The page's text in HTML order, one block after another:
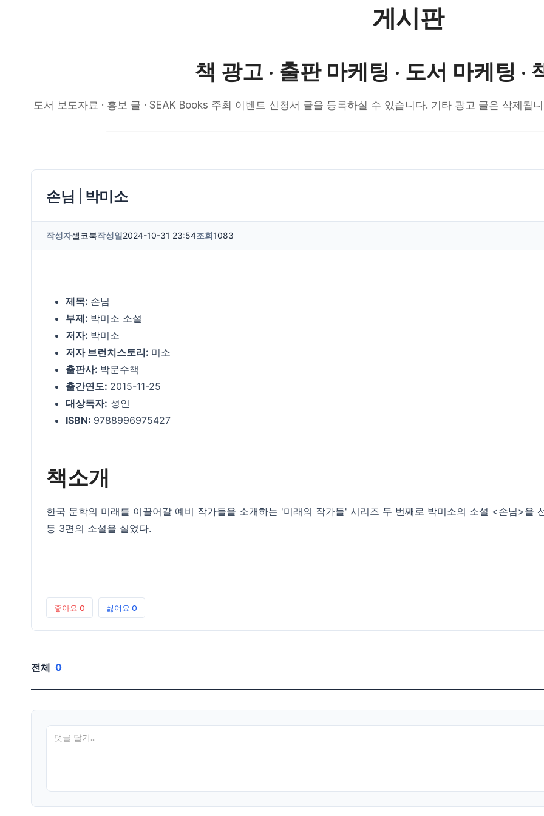
게시판
책 광고 · 출판 마케팅 · 도서 마케팅 ·
도서 보도자료 · 홍보 글 · SEAK Books 주최 이벤트 신청서 글을 등록하실 수 있습니다. 기타 광고 글은 삭제됩
손님 | 박미소
작성자셀코북작성일2024-10-31 23:54조회1083
제목: 손님
부제: 박미소 소설
저자: 박미소
저자 브런치스토리: 미소
출판사: 박문수책
출간연도: 2015-11-25
대상독자: 성인
ISBN: 9788996975427
책소개
한국 문학의 미래를 이끌어갈 예비 작가들을 소개하는 '미래의 작가들' 시리즈 두 번째로 박미소의 소설 <손님>을
등 3편의 소설을 실었다.
좋아요 0 싫어요 0
전체 0